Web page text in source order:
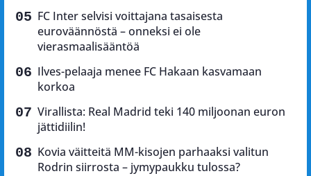
FC Inter selvisi voittajana tasaisesta
euroväännöstä – onneksi ei ole
vierasmaalisääntöä
Ilves-pelaaja menee FC Hakaan kasvamaan
korkoa
Virallista: Real Madrid teki 140 miljoonan euron
jättidiilin!
Kovia väitteitä MM-kisojen parhaaksi valitun
Rodrin siirrosta – jymypaukku tulossa?